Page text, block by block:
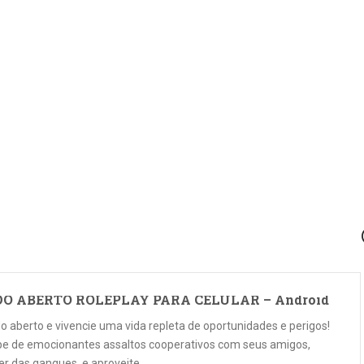
ABERTO ROLEPLAY PARA CELULAR – Android
aberto e vivencie uma vida repleta de oportunidades e perigos!
de emocionantes assaltos cooperativos com seus amigos,